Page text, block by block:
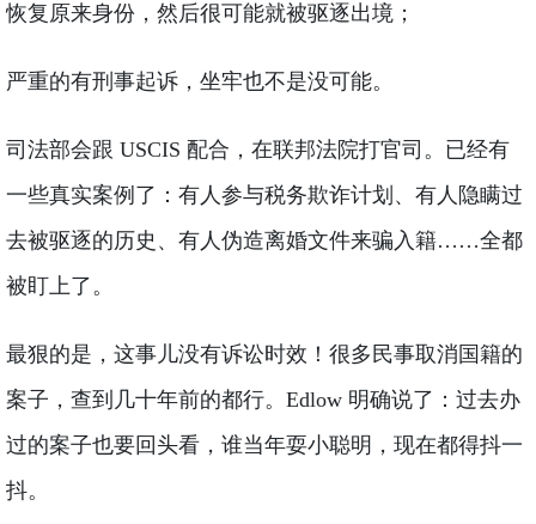
恢复原来身份，然后很可能就被驱逐出境；
严重的有刑事起诉，坐牢也不是没可能。
司法部会跟 USCIS 配合，在联邦法院打官司。已经有
一些真实案例了：有人参与税务欺诈计划、有人隐瞒过
去被驱逐的历史、有人伪造离婚文件来骗入籍……全都
被盯上了。
最狠的是，这事儿没有诉讼时效！很多民事取消国籍的
案子，查到几十年前的都行。Edlow 明确说了：过去办
过的案子也要回头看，谁当年耍小聪明，现在都得抖一
抖。